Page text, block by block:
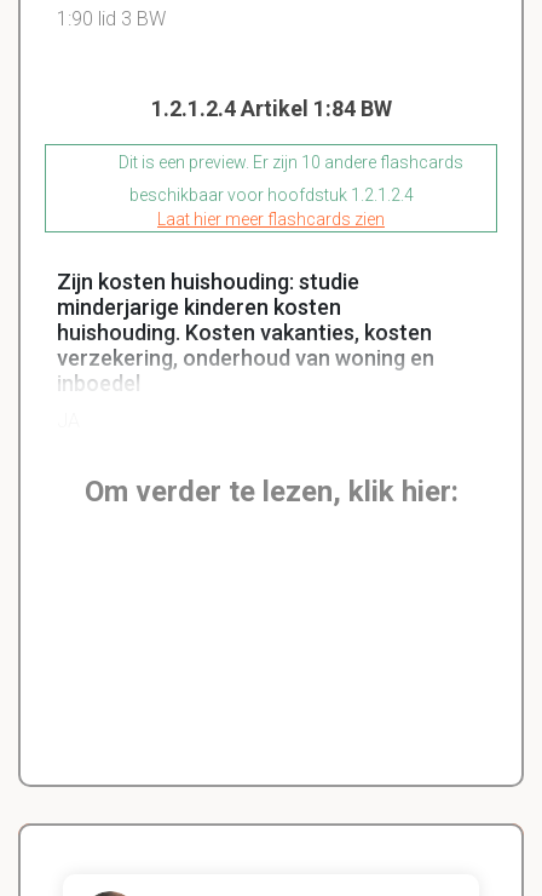
1:90 lid 3 BW
1.2.1.2.4 Artikel 1:84 BW
Dit is een preview. Er zijn 10 andere flashcards
beschikbaar voor hoofdstuk 1.2.1.2.4
Laat hier meer flashcards zien
Zijn kosten huishouding: studie
minderjarige kinderen kosten
huishouding. Kosten vakanties, kosten
verzekering, onderhoud van woning en
inboedel
Om verder te lezen, klik hier: